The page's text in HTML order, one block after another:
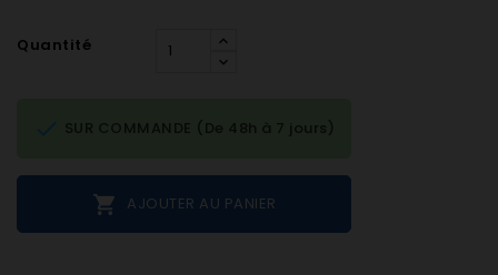
Quantité
 AJOUTER AU PANIER
SUR COMMANDE (De 48h à 7 jours)